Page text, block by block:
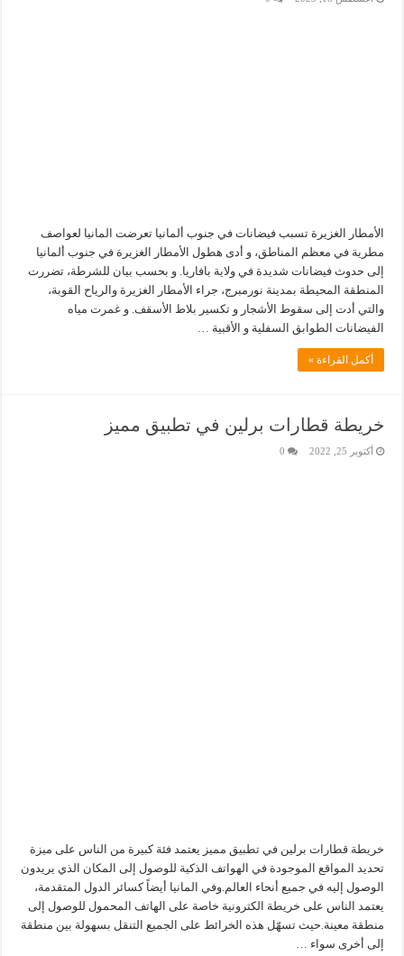
الأمطار الغزيرة تسبب فيضانات في جنوب ألمانيا تعرضت المانيا لعواصف
مطرية في معظم المناطق، و أدى هطول الأمطار الغزيرة في جنوب ألمانيا
إلى حدوث فيضانات شديدة في ولاية بافاريا. و بحسب بيان للشرطة، تضررت
المنطقة المحيطة بمدينة نورمبرج، جراء الأمطار الغزيرة والرياح القوبة،
والتي أدت إلى سقوط الأشجار و تكسير بلاط الأسقف. و غمرت مياه
الفيضانات الطوابق السفلية و الأقبية …
أكمل القراءة »
خريطة قطارات برلين في تطبيق مميز
أكتوبر 25, 2022 0
خريطة قطارات برلين في تطبيق مميز يعتمد فئة كبيرة من الناس على ميزة
تحديد المواقع الموجودة في الهواتف الذكية للوصول إلى المكان الذي يريدون
الوصول إليه في جميع أنحاء العالم.وفي المانيا أيضاً كسائر الدول المتقدمة،
يعتمد الناس على خريطة الكترونية خاصة على الهاتف المحمول للوصول إلى
منطقة معينة.حيث تسهّل هذه الخرائط على الجميع التنقل بسهولة بين منطقة
إلى أخرى سواء …